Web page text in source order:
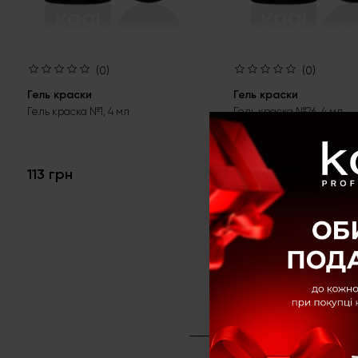
(0)
Гель краски
Гель краска №1, 4 мл
113 грн
(0)
Гель краски
Гель краска №26, 4 мл
113 грн